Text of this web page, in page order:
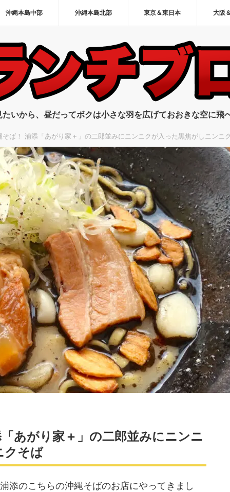
沖縄本島中部 沖縄本島北部 東京＆東日本 大阪
いから、昼だってボクは小さな羽を広げておおきな空に飛
ば！ 浦添「あがり家＋」の二郎並みにニンニクが入った黒焦がしニンニ
あがり家＋」の二郎並みにニンニ
クそば
添のこちらの沖縄そばのお店にやってきまし